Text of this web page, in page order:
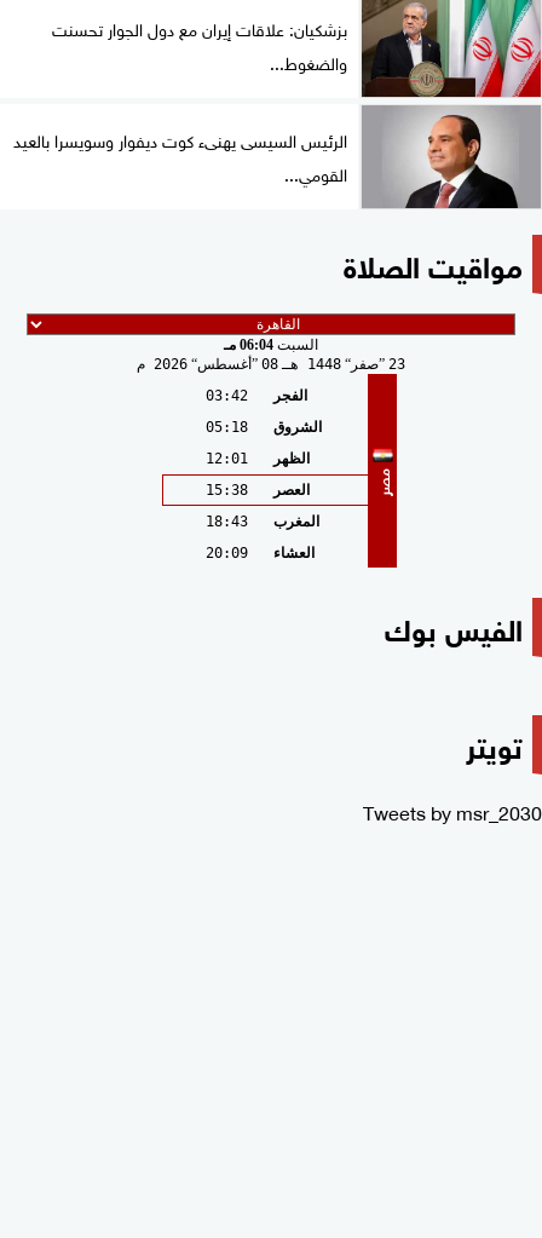
بزشكيان: علاقات إيران مع دول الجوار تحسنت
والضغوط...
الرئيس السيسى يهنىء كوت ديفوار وسويسرا بالعيد
القومي...
مواقيت الصلاة
السبت 06:04 مـ
23
صفر 1448 هـ 08 أغسطس 2026 م
مصر
الفجر
03:42
الشروق
05:18
الظهر
12:01
العصر
15:38
المغرب
18:43
العشاء
20:09
الفيس بوك
تويتر
Tweets by msr_2030